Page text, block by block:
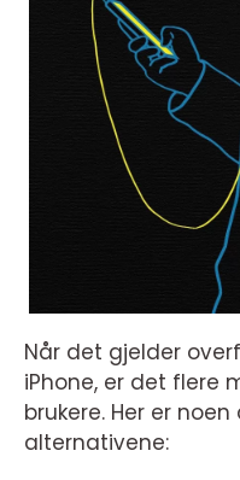
Når det gjelder
iPhone, er det flere
brukere. Her er
alternativene: